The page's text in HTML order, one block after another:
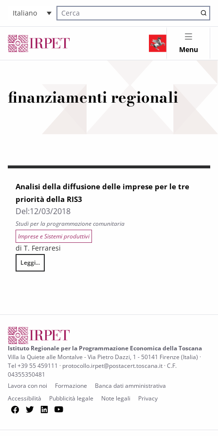
Italiano
Cerca nel sito
Menu
finanziamenti regionali
Analisi della diffusione delle imprese per le tre
priorità della RIS3
Del:12/03/2018
Studi per la programmazione comunitaria
Imprese e Sistemi produttivi
di T. Ferraresi
Leggi...
Analisi della diffusione delle imprese per le tre priorità della RIS3
Istituto Regionale per la Programmazione Economica della Toscana
Villa la Quiete alle Montalve - Via Pietro Dazzi, 1 - 50141 Firenze (Italia) ·
Tel +39 55 459111 · protocollo.irpet@postacert.toscana.it · C.F.
04355350481
Lavora con noi
Formazione
Banca dati amministrativa
Accessibilità
Pubblicità legale Note legali Privacy
Facebook
TwitterLinkedIn